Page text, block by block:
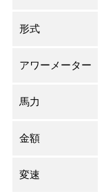
形式
アワーメーター
馬力
金額
変速